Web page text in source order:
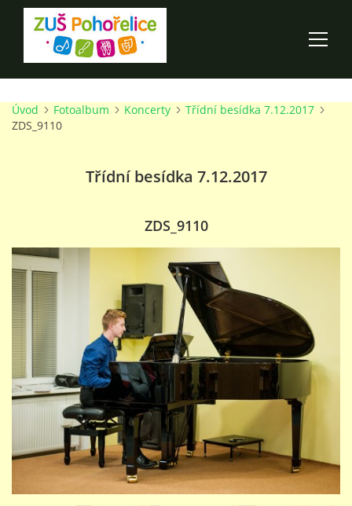
ÚVOD
O ŠKOLE
PRO RODIČE
TALENTOVÉ ZKOUŠKY
STUDIJNÍ OBORY
GALERIE
VIDEA - FILMOVÁ TVORBA
Úvod Fotoalbum Koncerty
Třídní besídka 7.12.2017
ZDS_9110
Třídní besídka 7.12.2017
ZDS_9110